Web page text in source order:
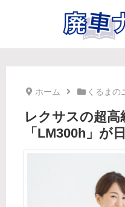
ホーム くるまの
レクサスの超高
「LM300h」が